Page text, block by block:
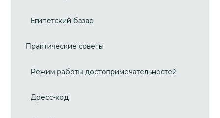
Египетский базар
Практические советы
Режим работы достопримечательностей
Дресс-код